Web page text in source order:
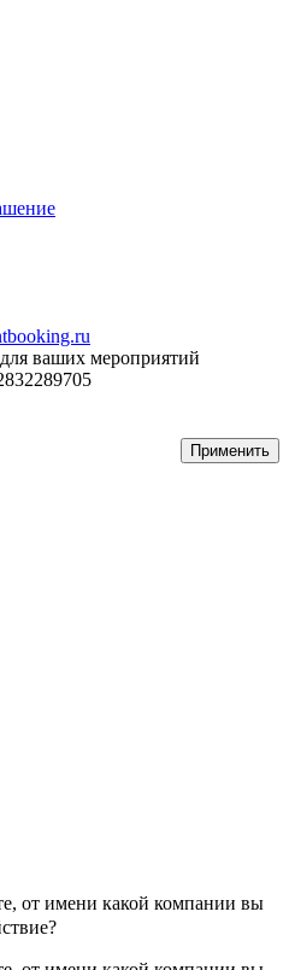
ваших мероприятий
Применить
от имени какой компании вы